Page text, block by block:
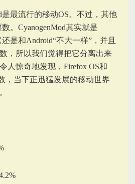
最流行的移动OS。不过，其他
。CyanogenMod其实就是
是和Android“不大一样”，并且
，所以我们觉得把它分离出来
人惊奇地发现，Firefox OS和
，当下正迅猛发展的移动世界